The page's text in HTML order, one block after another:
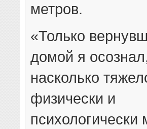
метров.
«Только
домой я
насколько
физически и
психологически